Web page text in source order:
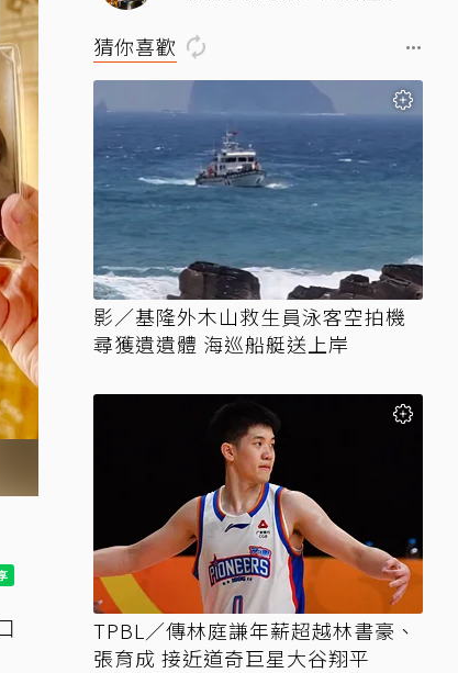
猜你喜歡
影／基隆外木山救生員泳客空拍機
尋獲遺遺體 海巡船艇送上岸
TPBL／傳林庭謙年薪超越林書豪、
張育成 接近道奇巨星大谷翔平